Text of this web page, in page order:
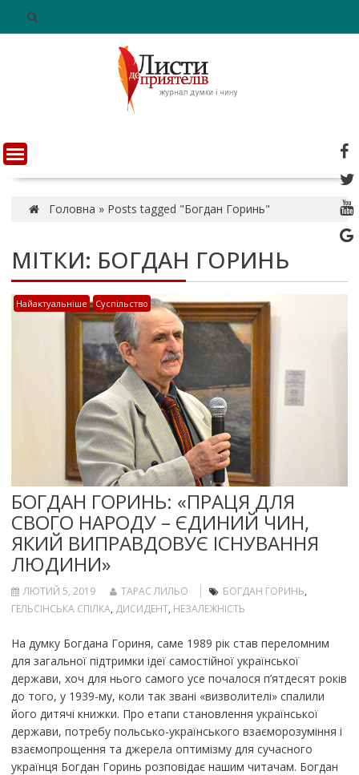
n
t
Головна » Posts tagged "Богдан Горинь"
МІТКИ: БОГДАН ГОРИНЬ
Найактуальніше Суспільство
БОГДАН ГОРИНЬ: «ПРАЦЯ ДЛЯ
СВОГО НАРОДУ – ЄДИНИЙ ЧИН,
ЯКИЙ ВИПРАВДОВУЄ ІСНУВАННЯ
ЛЮДИНИ»
ЛЮТИЙ 5, 2019 ТАРАС ЛИЛЬО БОГДАН ГОРИНЬ,
ГЕЛЬСІНСЬКА СПІЛКА, ДИСИДЕНТ, НЕЗАЛЕЖНІСТЬ
На думку Богдана Гориня, саме 1989 рік став переломним
для загальної підтримки ідеї самостійної української
держави, хоч для нього самого усе почалося п’ятдесят років
до того, у 1939-му, коли так звані «визволителі» спалили
його дитячі книжки. Про етапи становлення української
держави, потребу польсько-українського взаєморозуміння і
взаємопрощення та джерела оптимізму для сучасного
українця Богдан Горинь розповідає нашим читачам. Богдан